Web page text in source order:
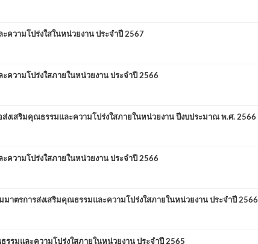
วามโปร่งใสในหน่วยงาน ประจำปี 2567
วามโปร่งใสภายในหน่วยงาน ประจำปี 2566
งเสริมคุณธรรมและความโปร่งใสภายในหน่วยงาน ปีงบประมาณ พ.ศ. 2566
วามโปร่งใสภายในหน่วยงาน ประจำปี 2566
าตรการส่งเสริมคุณธรรมและความโปร่งใสภายในหน่วยงาน ประจำปี 2566
รมและความโปร่งใสภายในหน่วยงาน ประจำปี 2565